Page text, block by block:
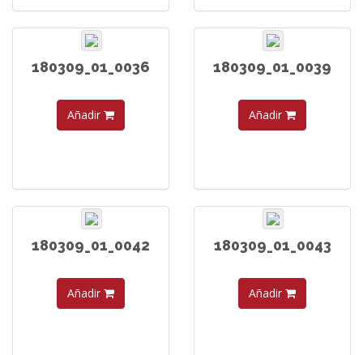
180309_01_0036
Añadir
180309_01_0039
Añadir
180309_01_0042
Añadir
180309_01_0043
Añadir